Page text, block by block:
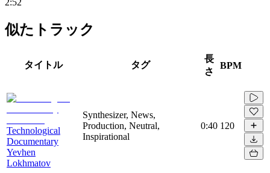
似たトラック
タイトル タグ
長
さ
BPM
Technological
Documentary
Yevhen
Lokhmatov
Synthesizer, News,
Production, Neutral,
Inspirational
0:40 120